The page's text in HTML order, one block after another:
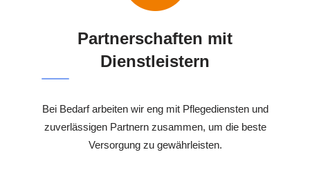
Partnerschaften mit
Dienstleistern
Bei Bedarf arbeiten wir eng mit Pflegediensten und
zuverlässigen Partnern zusammen, um die beste
Versorgung zu gewährleisten.